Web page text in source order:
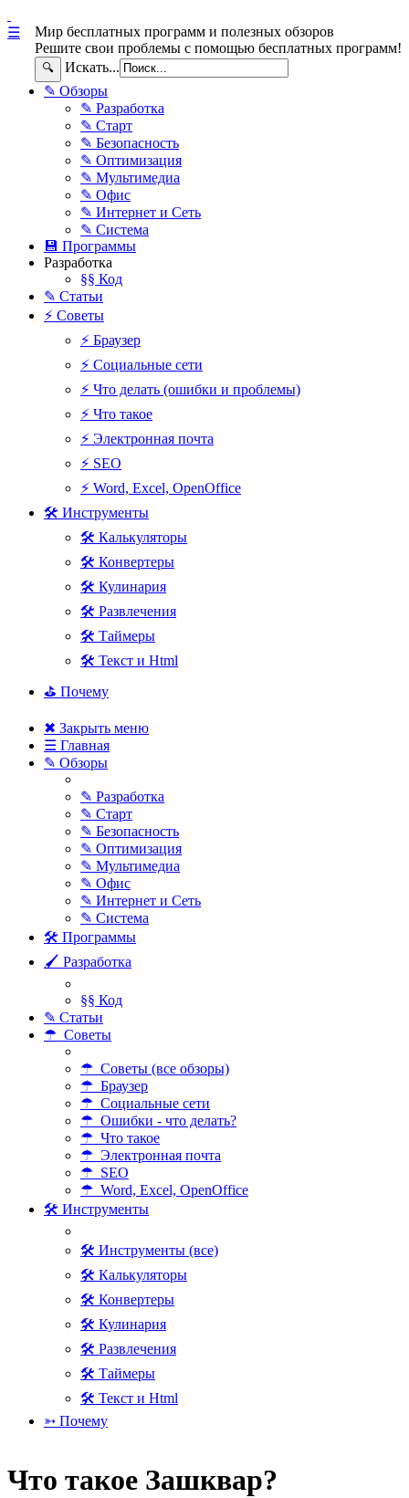
Мир бесплатных программ и полезных обзоров
Решите свои проблемы с помощью бесплатных программ!
🔍 Искать...
☰
✎ Обзоры
✎ Разработка
✎ Старт
✎ Безопасность
✎ Оптимизация
✎ Мультимедиа
✎ Офис
✎ Интернет и Сеть
✎ Система
💾 Программы
Разработка
§§ Код
✎ Статьи
⚡ Советы
⚡ Браузер
⚡ Социальные сети
⚡ Что делать (ошибки и проблемы)
⚡ Что такое
⚡ Электронная почта
⚡ SEO
⚡ Word, Excel, OpenOffice
🛠 Инструменты
🛠 Калькуляторы
🛠 Конвертеры
🛠 Кулинария
🛠 Развлечения
🛠 Таймеры
🛠 Текст и Html
⛳ Почему
✖ Закрыть меню
☰ Главная
✎ Обзоры
✎ Разработка
✎ Старт
✎ Безопасность
✎ Оптимизация
✎ Мультимедиа
✎ Офис
✎ Интернет и Сеть
✎ Система
🛠 Программы
🖌 Разработка
§§ Код
✎ Статьи
☂ Советы
☂ Советы (все обзоры)
☂ Браузер
☂ Социальные сети
☂ Ошибки - что делать?
☂ Что такое
☂ Электронная почта
☂ SEO
☂ Word, Excel, OpenOffice
🛠 Инструменты
🛠 Инструменты (все)
🛠 Калькуляторы
🛠 Конвертеры
🛠 Кулинария
🛠 Развлечения
🛠 Таймеры
🛠 Текст и Html
➳ Почему
Что такое Зашквар?